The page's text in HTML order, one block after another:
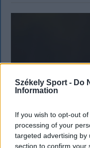
Székely Sport - Do
Information
If you wish to opt-out
processing of your
targeted advertising by
section to confirm your